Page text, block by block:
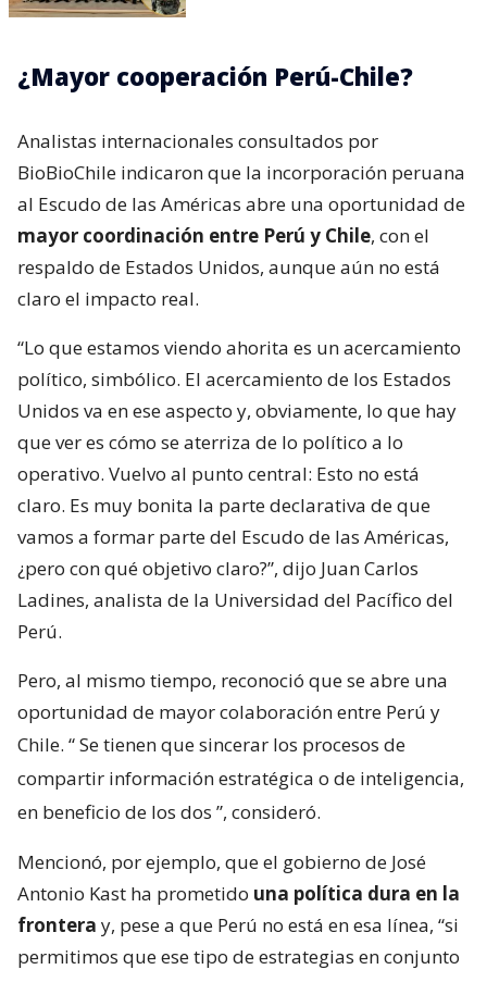
¿Mayor cooperación Perú-Chile?
Analistas internacionales consultados por
BioBioChile indicaron que la incorporación peruana
al Escudo de las Américas abre una oportunidad de
mayor coordinación entre Perú y Chile, con el
respaldo de Estados Unidos, aunque aún no está
claro el impacto real.
“Lo que estamos viendo ahorita es un acercamiento
político, simbólico. El acercamiento de los Estados
Unidos va en ese aspecto y, obviamente, lo que hay
que ver es cómo se aterriza de lo político a lo
operativo. Vuelvo al punto central: Esto no está
claro. Es muy bonita la parte declarativa de que
vamos a formar parte del Escudo de las Américas,
¿pero con qué objetivo claro?”, dijo Juan Carlos
Ladines, analista de la Universidad del Pacífico del
Perú.
Pero, al mismo tiempo, reconoció que se abre una
oportunidad de mayor colaboración entre Perú y
Chile. “Se tienen que sincerar los procesos de
compartir información estratégica o de inteligencia,
en beneficio de los dos ”, consideró.
Mencionó, por ejemplo, que el gobierno de José
Antonio Kast ha prometido una política dura en la
frontera y, pese a que Perú no está en esa línea, “si
permitimos que ese tipo de estrategias en conjunto